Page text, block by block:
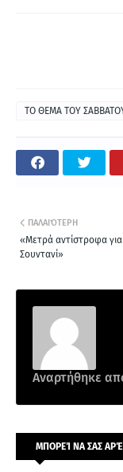
ΤΟ ΘΕΜΑ ΤΟΥ
ΠΑΛΑΙΌΤΕΡΗ
«Μετρά αντίστροφα
Σουντανί»
Αναρτήθηκε
ΜΠΟΡΕΊ ΝΑ ΣΑΣ